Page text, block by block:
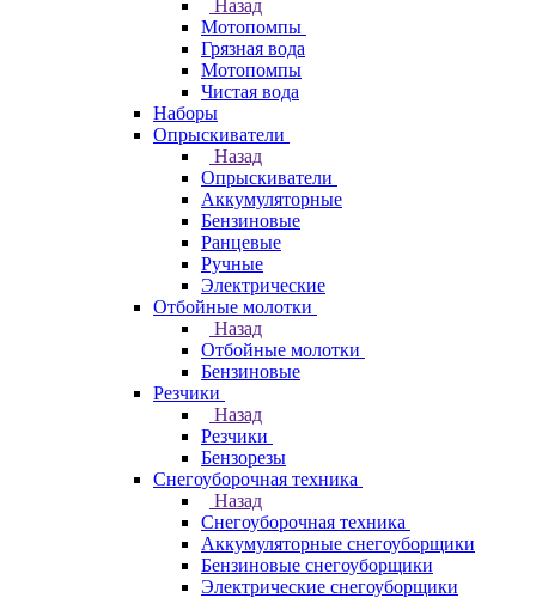
Назад
Мотопомпы
Грязная вода
Мотопомпы
Чистая вода
Наборы
Опрыскиватели
Назад
Опрыскиватели
Аккумуляторные
Бензиновые
Ранцевые
Ручные
Электрические
Отбойные молотки
Назад
Отбойные молотки
Бензиновые
Резчики
Назад
Резчики
Бензорезы
Снегоуборочная техника
Назад
Снегоуборочная техника
Аккумуляторные снегоуборщики
Бензиновые снегоуборщики
Электрические снегоуборщики